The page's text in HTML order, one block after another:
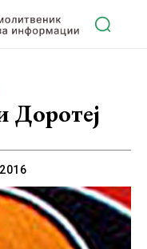
Доротеј